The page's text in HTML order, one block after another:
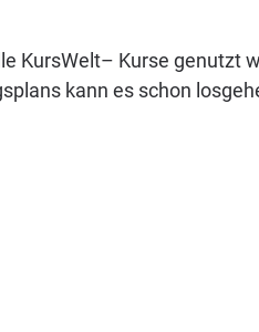
KursWelt– Kurse genutzt
kann es schon